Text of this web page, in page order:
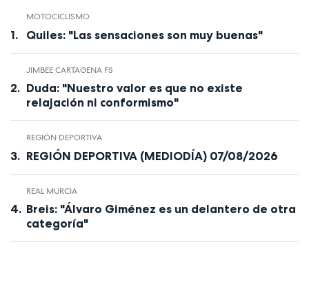
MOTOCICLISMO
Quiles: "Las sensaciones son muy buenas"
JIMBEE CARTAGENA FS
Duda: "Nuestro valor es que no existe
relajación ni conformismo"
REGIÓN DEPORTIVA
REGIÓN DEPORTIVA (MEDIODÍA) 07/08/2026
REAL MURCIA
Breis: "Álvaro Giménez es un delantero de otra
categoría"